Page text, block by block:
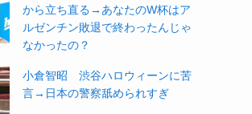
から立ち直る→あなたのW杯はア
ルゼンチン敗退で終わったんじゃ
なかったの？
小倉智昭 渋谷ハロウィーンに苦
言→日本の警察舐められすぎ